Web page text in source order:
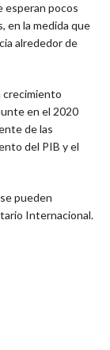
esperan pocos
en la medida que
alrededor de
crecimiento
en el 2020
de las
del PIB y el
pueden
Internacional.